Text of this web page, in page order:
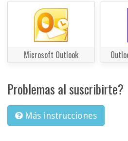
Microsoft Outlook
Problemas al suscribirte?
Más instrucciones